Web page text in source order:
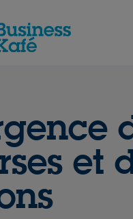
Chercher
et